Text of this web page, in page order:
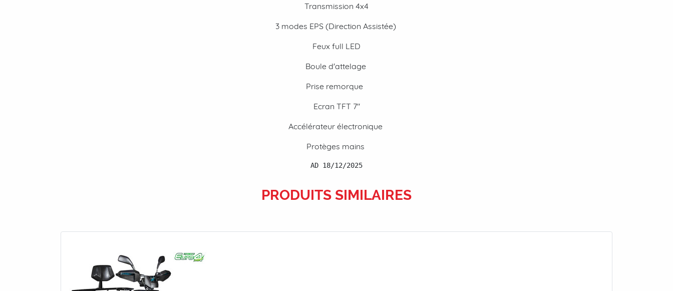
Transmission 4x4
3 modes EPS (Direction Assistée)
Feux full LED
Boule d'attelage
Prise remorque
Ecran TFT 7"
Accélérateur électronique
Protèges mains
AD 18/12/2025
PRODUITS SIMILAIRES